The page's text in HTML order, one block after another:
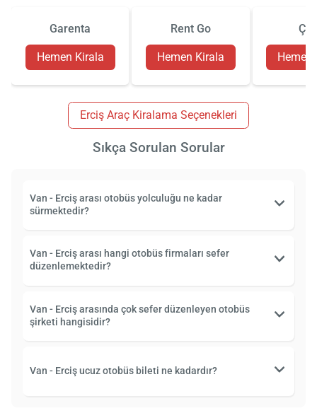
Garenta
Hemen Kirala
Rent Go
Hemen Kirala Hemen
Erciş Araç Kiralama Seçenekleri
Sıkça Sorulan Sorular
Van - Erciş arası otobüs yolculuğu ne kadar
sürmektedir?
Van - Erciş arası hangi otobüs firmaları sefer
düzenlemektedir?
Van - Erciş arasında çok sefer düzenleyen otobüs
şirketi hangisidir?
Van - Erciş ucuz otobüs bileti ne kadardır?